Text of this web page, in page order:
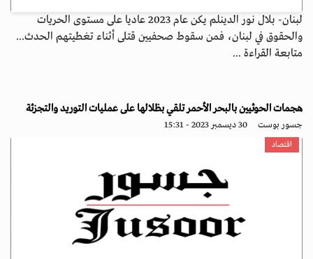
لبنان- بلال نور الدينلم يكن عام 2023 عاديا على مستوى الحريات
والحقوق في لبنان، فمن سقوط صحفيين قتلى أثناء تغطيتهم الحدث...
متابعة القراءة ...
هجمات الحوثيين بالبحر الأحمر تلقي بظلالها على عمليات التوريد والتجزئة
جسور بوست 30 ديسمبر 2023 - 15:31
اقتصاد